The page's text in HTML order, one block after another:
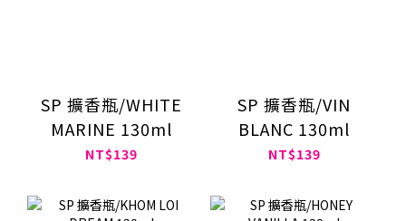
SP 擴香瓶/WHITE
MARINE 130ml
NT$139
SP 擴香瓶/VIN
BLANC 130ml
NT$139